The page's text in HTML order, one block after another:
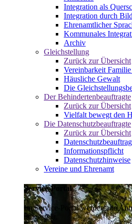
Integration als
Integration durch
Ehrenamtlicher
Kommunales
Archiv
Gleichstellung
Zurück zur Übersicht
Vereinbarkeit
Häusliche Gewalt
Die
Der Behindertenbeauftragte
Zurück zur Übersicht
Vielfalt bewegt den
Die Datenschutzbeauftragte
Zurück zur Übersicht
Informationspflicht
Datenschutzhinweise
Vereine und Ehrenamt
Service-Portal
Im Service-Portal werden alle
umgestellt.